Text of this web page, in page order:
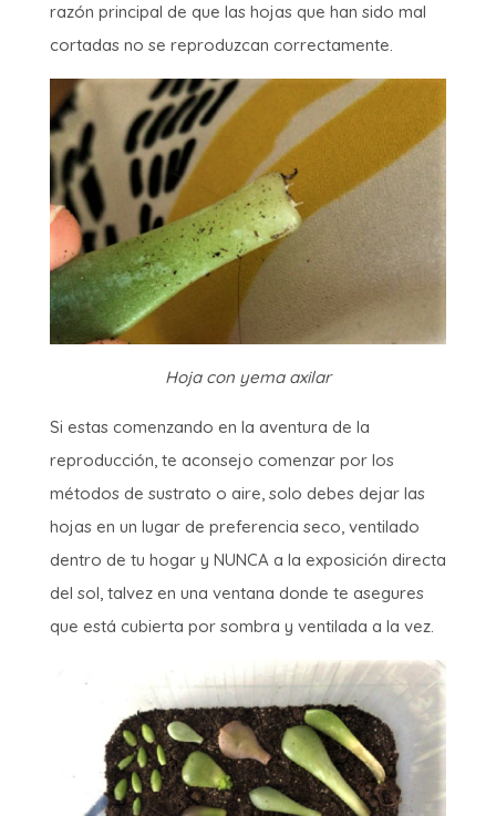
razón principal de que las hojas que han sido mal
cortadas no se reproduzcan correctamente.
Hoja con yema axilar
Si estas comenzando en la aventura de la
reproducción, te aconsejo comenzar por los
métodos de sustrato o aire, solo debes dejar las
hojas en un lugar de preferencia seco, ventilado
dentro de tu hogar y NUNCA a la exposición directa
del sol, talvez en una ventana donde te asegures
que está cubierta por sombra y ventilada a la vez.